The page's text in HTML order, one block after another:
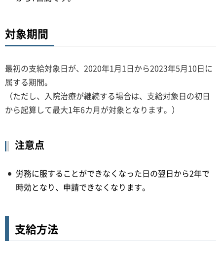
対象期間
最初の支給対象日が、2020年1月1日から2023年5月10日に
属する期間。
（ただし、入院治療が継続する場合は、支給対象日の初日
から起算して最大1年6カ月が対象となります。）
注意点
労務に服することができなくなった日の翌日から2年で
時効となり、申請できなくなります。
支給方法